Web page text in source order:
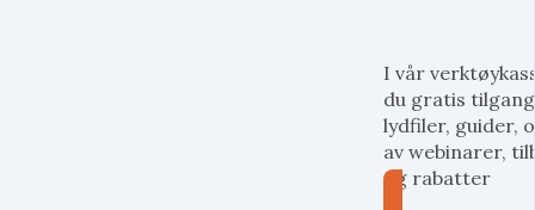
I vår
du gratis
lydfiler, guider,
av webinarer,
og rabatter